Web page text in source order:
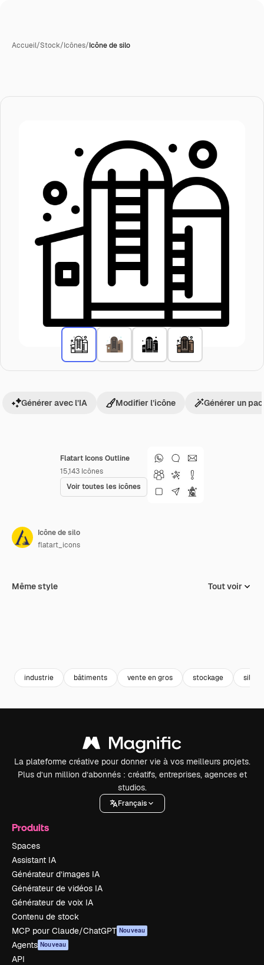
Accueil/Stock/Icônes/Icône de silo
Flatart Icons Outline
15,143 Icônes
Voir toutes les icônes
Générer avec l’IA Modifier l’icône Générer un
Icône de silo
flatart_icons
Même style Tout voir
industrie bâtiments vente en gros stockage silo
La plateforme créative pour donner vie à vos meilleurs projets.
Plus d’un million d’abonnés : créatifs, entreprises, agences et
studios.
Français
Produits
Spaces
Assistant IA
Générateur d’images IA
Générateur de vidéos IA
Générateur de voix IA
Contenu de stock
MCP pour Claude/ChatGPT Nouveau
Agents Nouveau
API